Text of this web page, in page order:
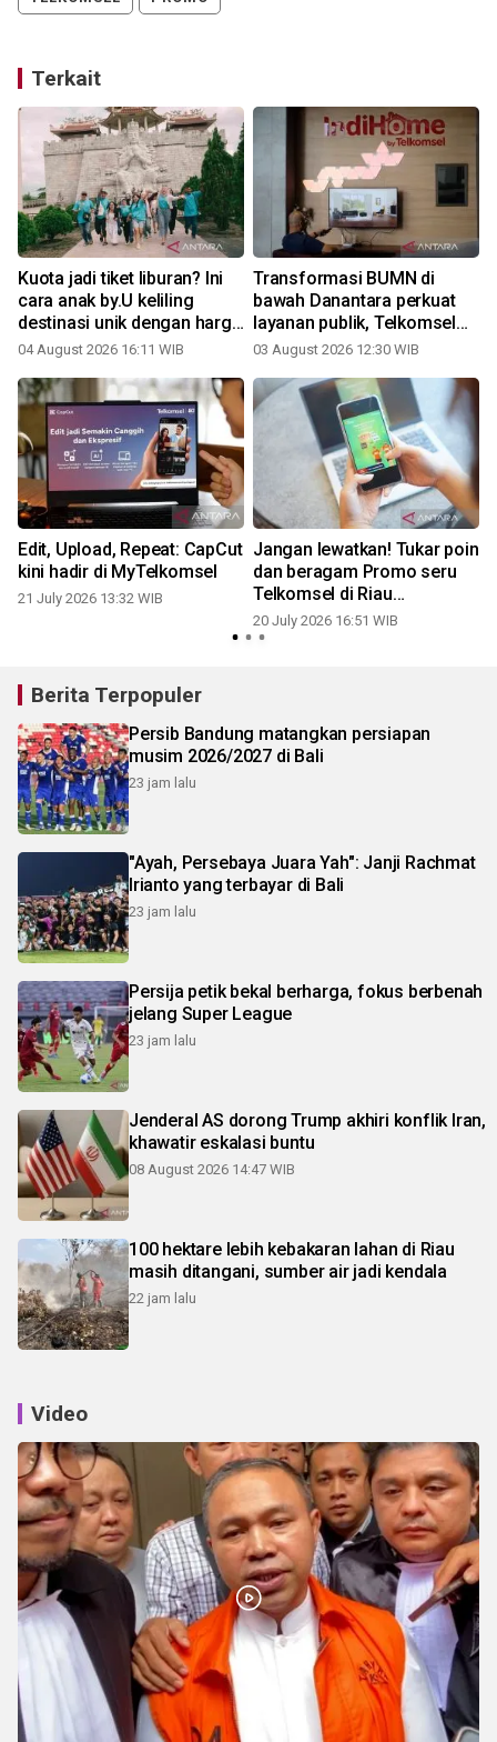
Terkait
Kuota jadi tiket liburan? Ini
cara anak by.U keliling
destinasi unik dengan harga
spesial
04 August 2026 16:11 WIB
Transformasi BUMN di
bawah Danantara perkuat
layanan publik, Telkomsel
tumbuh sehat di semester I
03 August 2026 12:30 WIB
Edit, Upload, Repeat: CapCut
kini hadir di MyTelkomsel
21 July 2026 13:32 WIB
Jangan lewatkan! Tukar poin
dan beragam Promo seru
Telkomsel di Riau
Bhayangkara Run 2026
20 July 2026 16:51 WIB
Berita Terpopuler
Persib Bandung matangkan persiapan
musim 2026/2027 di Bali
23 jam lalu
"Ayah, Persebaya Juara Yah": Janji Rachmat
Irianto yang terbayar di Bali
23 jam lalu
Persija petik bekal berharga, fokus berbenah
jelang Super League
23 jam lalu
Jenderal AS dorong Trump akhiri konflik Iran,
khawatir eskalasi buntu
08 August 2026 14:47 WIB
100 hektare lebih kebakaran lahan di Riau
masih ditangani, sumber air jadi kendala
22 jam lalu
Video